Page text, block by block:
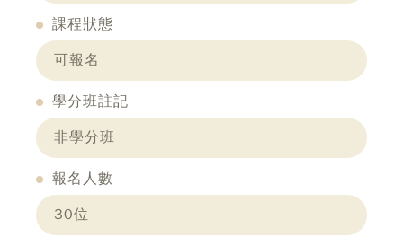
課程狀態
可報名
學分班註記
非學分班
報名人數
30位